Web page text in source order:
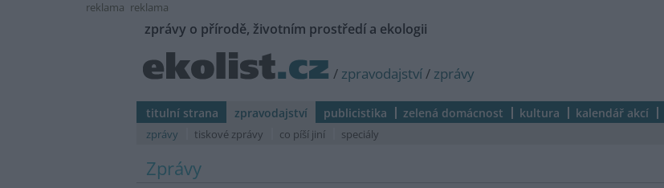
reklama reklama
zprávy o přírodě, životním prostředí a ekologii
/ zpravodajství/ zprávy
titulní strana zpravodajství publicistika zelená domácnost kultura kalendář akcí
zprávy tiskové zprávy co píší jiní speciály
Zprávy